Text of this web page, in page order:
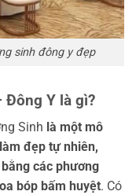
sinh đông y đẹp
Đông Y là gì?
Sinh là một mô
đẹp tự nhiên,
các phương
bóp bấm huyệt. Có